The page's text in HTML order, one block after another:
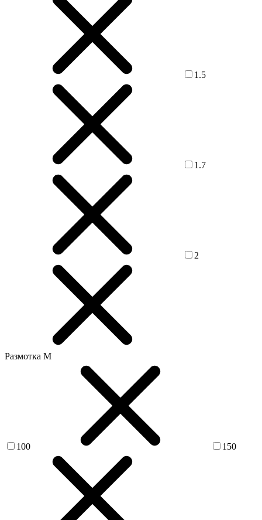
1.5
1.7
2
Размотка М
100 150